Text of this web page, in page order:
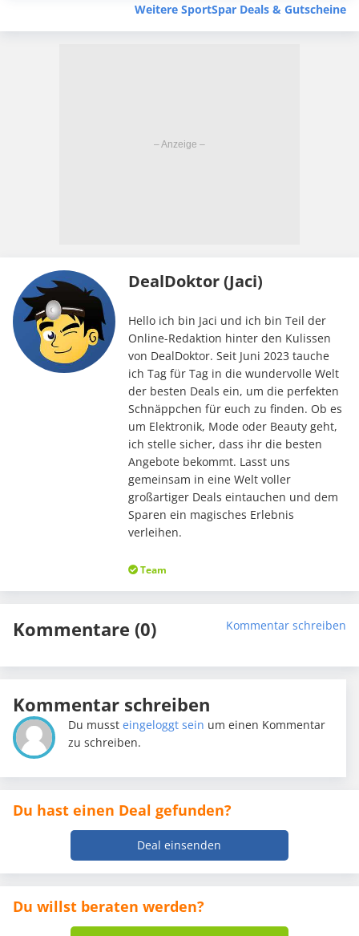
Weitere SportSpar Deals & Gutscheine
DealDoktor (Jaci)
Hello ich bin Jaci und ich bin Teil der
Online-Redaktion hinter den Kulissen
von DealDoktor. Seit Juni 2023 tauche
ich Tag für Tag in die wundervolle Welt
der besten Deals ein, um die perfekten
Schnäppchen für euch zu finden. Ob es
um Elektronik, Mode oder Beauty geht,
ich stelle sicher, dass ihr die besten
Angebote bekommt. Lasst uns
gemeinsam in eine Welt voller
großartiger Deals eintauchen und dem
Sparen ein magisches Erlebnis
verleihen.
Team
Kommentare (0) Kommentar schreiben
Kommentar schreiben
Du mussteingeloggt sein um einen Kommentar
zu schreiben.
Du hast einen Deal gefunden?
Deal einsenden
Du willst beraten werden?